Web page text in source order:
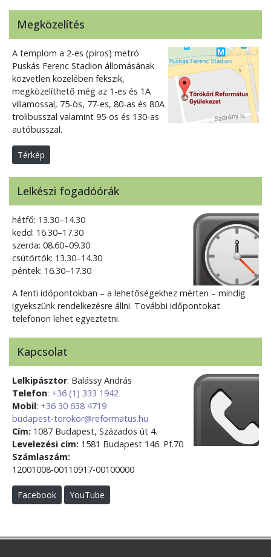
Megközelítés
A templom a 2-es (piros) metró
Puskás Ferenc Stadion állomásának
közvetlen közelében fekszik,
megközelíthető még az 1-es és 1A
villamossal, 75-ös, 77-es, 80-as és 80A
trolibusszal valamint 95-ös és 130-as
autóbusszal.
Térkép
Lelkészi fogadóórák
hétfő: 13.30–14.30
kedd: 16.30–17.30
szerda: 08.60–09.30
csütörtök: 13.30–14.30
péntek: 16.30–17.30
A fenti időpontokban – a lehetőségekhez mérten – mindig
igyekszünk rendelkezésre állni. További időpontokat
telefonon lehet egyeztetni.
Kapcsolat
Lelkipásztor: Balássy András
Telefon: +36 (1) 333 1942
Mobil: +36 30 638 4719
budapest-torokor@reformatus.hu
Cím: 1087 Budapest, Százados út 4.
Levelezési cím: 1581 Budapest 146. Pf.70
Számlaszám:
12001008-00110917-00100000
Facebook YouTube